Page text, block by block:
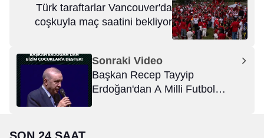
Türk taraftarlar Vancouver'da
coşkuyla maç saatini bekliyor
Sonraki Video
Başkan Recep Tayyip
Erdoğan'dan A Milli Futbol